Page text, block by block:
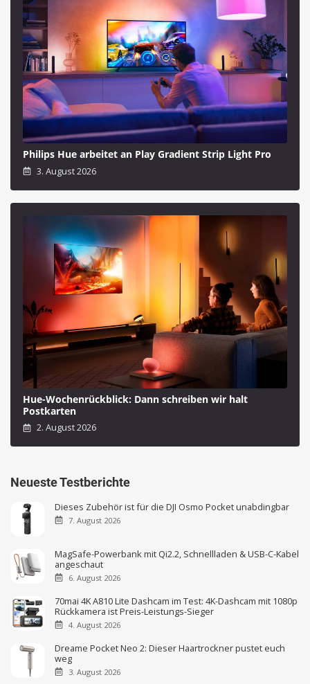
Philips Hue arbeitet an Play Gradient Strip Light Pro
3. August 2026
Hue-Wochenrückblick: Dann schreiben wir halt
Postkarten
2. August 2026
Neueste Testberichte
Dieses Zubehör ist für die DJI Osmo Pocket unabdingbar
7. August 2026
MagSafe-Powerbank mit Qi2.2, Schnellladen & USB-C-Kabel
angeschaut
6. August 2026
70mai 4K A810 Lite Dashcam im Test: 4K-Dashcam mit 1080p
Rückkamera ist Preis-Leistungs-Sieger
4. August 2026
Dreame Pocket Neo 2: Dieser Haartrockner pustet euch
weg
3. August 2026